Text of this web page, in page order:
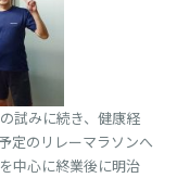
試みに続き、健康経
定のリレーマラソンへ
中心に終業後に明治